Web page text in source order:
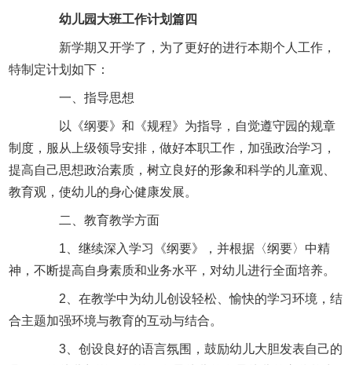
幼儿园大班工作计划篇四
新学期又开学了，为了更好的进行本期个人工作，
特制定计划如下：
一、指导思想
以《纲要》和《规程》为指导，自觉遵守园的规章
制度，服从上级领导安排，做好本职工作，加强政治学习，
提高自己思想政治素质，树立良好的形象和科学的儿童观、
教育观，使幼儿的身心健康发展。
二、教育教学方面
1、继续深入学习《纲要》，并根据〈纲要〉中精
神，不断提高自身素质和业务水平，对幼儿进行全面培养。
2、在教学中为幼儿创设轻松、愉快的学习环境，结
合主题加强环境与教育的互动与结合。
3、创设良好的语言氛围，鼓励幼儿大胆发表自己的